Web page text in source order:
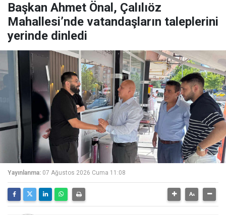
Başkan Ahmet Önal, Çalılıöz
Mahallesi’nde vatandaşların taleplerini
yerinde dinledi
Yayınlanma: 07 Ağustos 2026 Cuma 11:08